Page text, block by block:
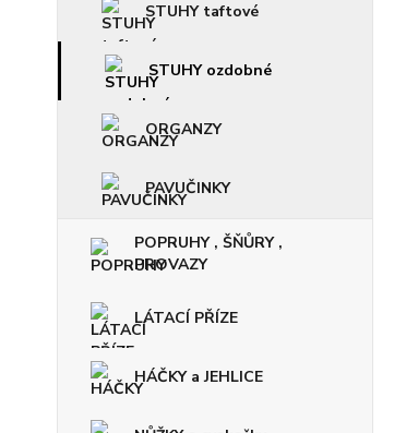
STUHY taftové
STUHY ozdobné
ORGANZY
PAVUČINKY
POPRUHY , ŠŇŮRY ,
PROVAZY
LÁTACÍ PŘÍZE
HÁČKY a JEHLICE